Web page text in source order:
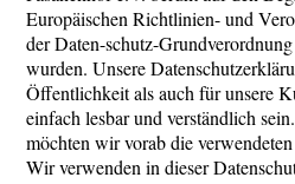
Europäischen Richtlinien- und
der Daten-schutz-
wurden. Unsere
Öffentlichkeit als auch für unsere
einfach lesbar und verständlich
möchten wir vorab die
Wir verwenden in dieser